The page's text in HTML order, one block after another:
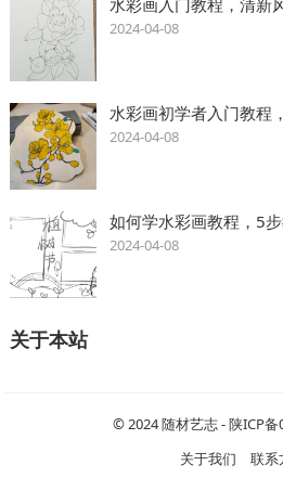
2024-04-08
水彩画初学者入门教程
2024-04-08
如何学水彩画教程，5
2024-04-08
关于本站
© 2024随材艺志-陕ICP备
关于我们
联系